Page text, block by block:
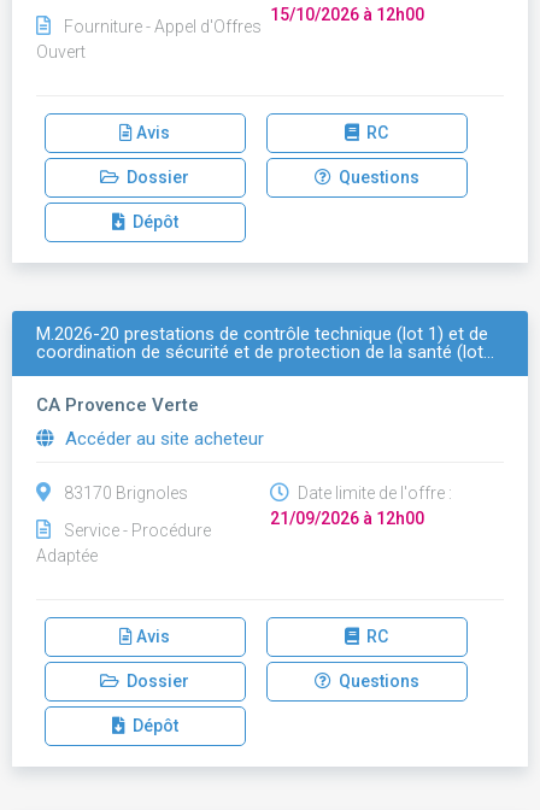
Fourniture - Appel d'Offres
Ouvert
15/10/2026 à 12h00
Avis RC
Dossier Questions
Dépôt
M.2026-20 prestations de contrôle technique (lot 1) et de
coordination de sécurité et de protection de la santé (lot…
CA Provence Verte
Accéder au site acheteur
83170 Brignoles
Service - Procédure
Adaptée
Date limite de l'offre :
21/09/2026 à 12h00
Avis RC
Dossier Questions
Dépôt